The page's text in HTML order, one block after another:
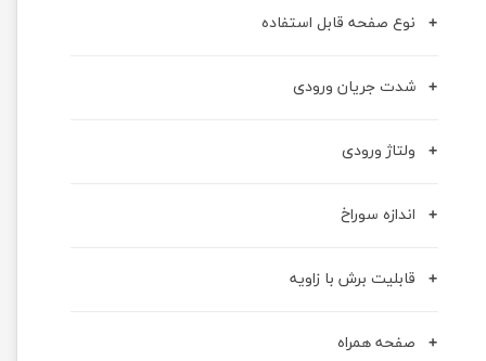
نوع صفحه قابل استفاده
شدت جریان ورودی
ولتاژ ورودی
اندازه سوراخ
قابلیت برش با زاویه
صفحه همراه